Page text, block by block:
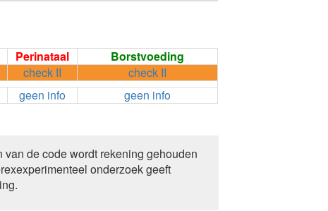
Perinataal
Borstvoeding
check II
check II
geen info
geen info
de code wordt rekening gehouden
onderzoek geeft